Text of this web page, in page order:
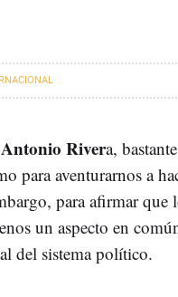
Antonio Rivera,
para aventurarnos a
para afirmar que
un aspecto en
del sistema político.